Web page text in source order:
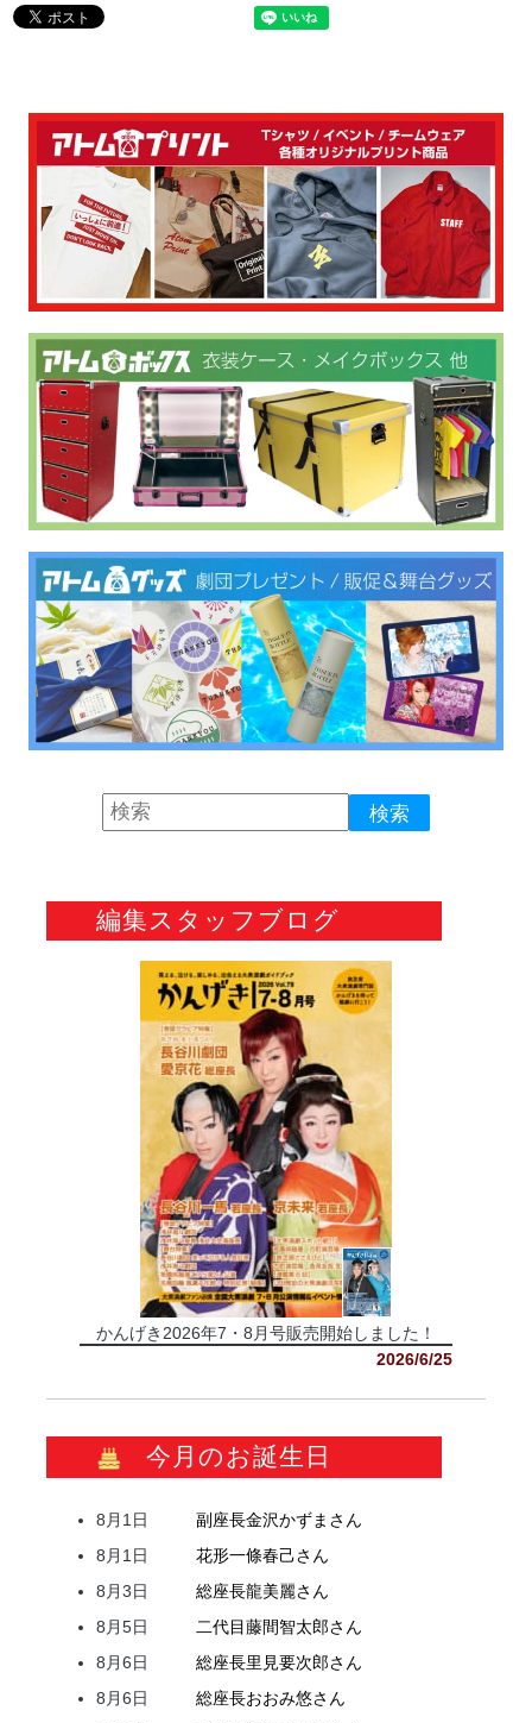
編集スタッフブログ
かんげき2026年7・8月号販売開始しました！
2026/6/25
今月のお誕生日
8月1日 副座長金沢かずま さん
8月1日
花形一條春己さん
8月3日
総座長龍美麗さん
8月5日
二代目藤間智太郎さん
8月6日
総座長里見要次郎さん
8月6日
総座長おおみ悠さん